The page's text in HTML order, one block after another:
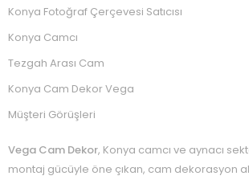
Konya Fotoğraf Çerçevesi Satıcısı
Konya Camcı
Tezgah Arası Cam
Konya Cam Dekor Vega
Müşteri Görüşleri
Vega Cam Dekor, Konya camcı ve aynacı
montaj gücüyle öne çıkan, cam dekorasyon